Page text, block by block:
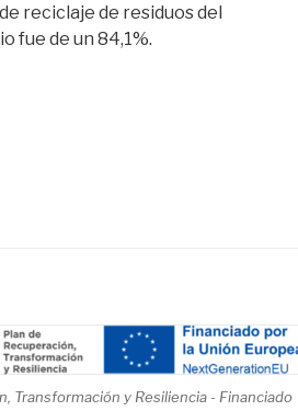
reciclaje de residuos del
fue de un 84,1%.
Transformación y Resiliencia - Financiado